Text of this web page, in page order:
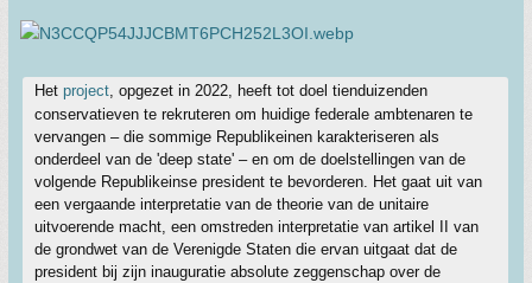
Het project , opgezet in 2022, heeft tot doel tienduizenden
conservatieven te rekruteren om huidige federale ambtenaren te
vervangen – die sommige Republikeinen karakteriseren als
onderdeel van de 'deep state' – en om de doelstellingen van de
volgende Republikeinse president te bevorderen. Het gaat uit van
een vergaande interpretatie van de theorie van de unitaire
uitvoerende macht, een omstreden interpretatie van artikel II van
de grondwet van de Verenigde Staten die ervan uitgaat dat de
president bij zijn inauguratie absolute zeggenschap over de